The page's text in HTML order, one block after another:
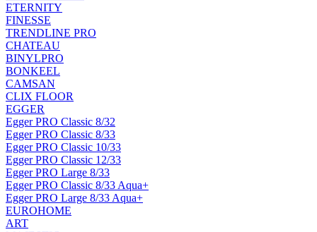
ETERNITY
FINESSE
TRENDLINE PRO
CHATEAU
BINYLPRO
BONKEEL
CAMSAN
CLIX FLOOR
EGGER
Egger PRO Classic 8/32
Egger PRO Classic 8/33
Egger PRO Classic 10/33
Egger PRO Classic 12/33
Egger PRO Large 8/33
Egger PRO Classic 8/33 Aqua+
Egger PRO Large 8/33 Aqua+
EUROHOME
ART